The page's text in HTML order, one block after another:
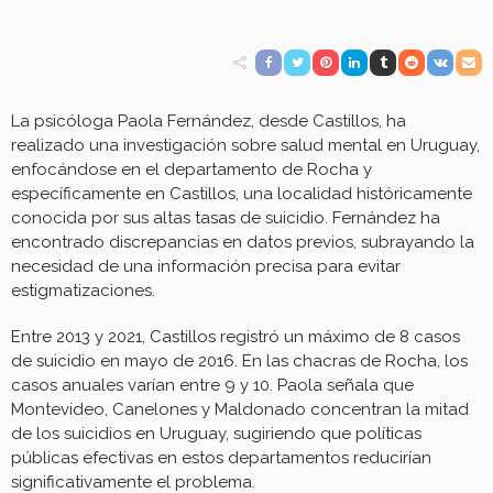
La psicóloga Paola Fernández, desde Castillos, ha
realizado una investigación sobre salud mental en Uruguay,
enfocándose en el departamento de Rocha y
específicamente en Castillos, una localidad históricamente
conocida por sus altas tasas de suicidio. Fernández ha
encontrado discrepancias en datos previos, subrayando la
necesidad de una información precisa para evitar
estigmatizaciones.
Entre 2013 y 2021, Castillos registró un máximo de 8 casos
de suicidio en mayo de 2016. En las chacras de Rocha, los
casos anuales varían entre 9 y 10. Paola señala que
Montevideo, Canelones y Maldonado concentran la mitad
de los suicidios en Uruguay, sugiriendo que políticas
públicas efectivas en estos departamentos reducirían
significativamente el problema.